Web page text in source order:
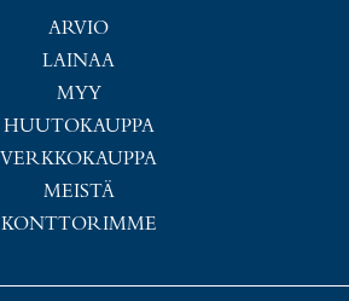
ARVIO
LAINAA
MYY
HUUTOKAUPPA
VERKKOKAUPPA
MEISTÄ
KONTTORIMME